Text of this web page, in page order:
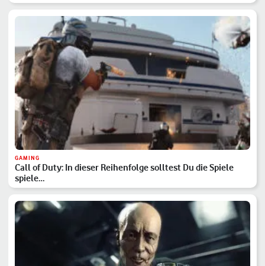
GAMING
Call of Duty: In dieser Reihenfolge solltest Du die Spiele
spiele…